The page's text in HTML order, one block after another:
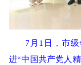
7月1日，市
进“中国共产党人